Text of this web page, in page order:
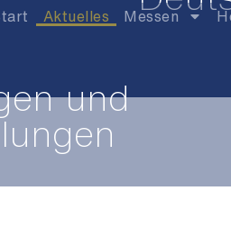
Aktuelles Messen
und